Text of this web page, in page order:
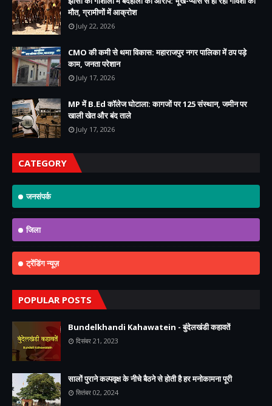
मौत, ग्रामीणों में आक्रोश
July 22, 2026
CMO की कमी से थमा विकास: महाराजपुर नगर पालिका में ठप पड़े
काम, जनता परेशान
July 17, 2026
MP में B.Ed कॉलेज घोटाला: कागजों पर 125 संस्थान, जमीन पर
खाली खेत और बंद ताले
July 17, 2026
CATEGORY
जनसंपर्क
जिला
ट्रेंडिंग न्यूज़
POPULAR POSTS
Bundelkhandi Kahawatein - बुंदेलखंडी कहावतें
दिसंबर 21, 2023
सालों पुराने कल्पवृक्ष के नीचे बैठने से होती है हर मनोकामना पूरी
सितंबर 02, 2024